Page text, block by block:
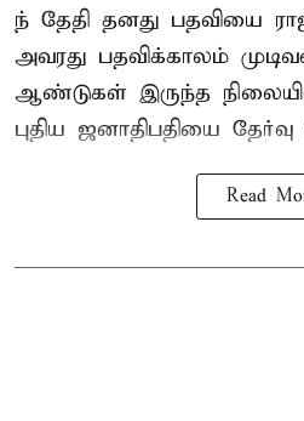
ந் தேதி தனது பதவியை
அவரது பதவிக்காலம்
ஆண்டுகள் இருந்த
புதிய ஜனாதிபதியை
Read